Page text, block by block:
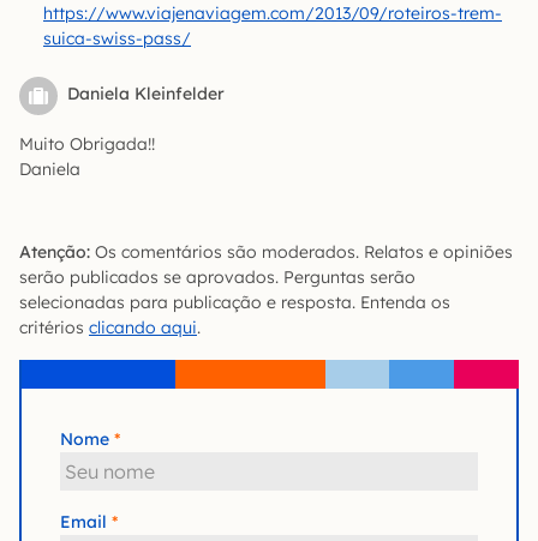
https://www.viajenaviagem.com/2013/09/roteiros-trem-
suica-swiss-pass/
Daniela Kleinfelder
Muito Obrigada!!
Daniela
Atenção: Os comentários são moderados. Relatos e opiniões
serão publicados se aprovados. Perguntas serão
selecionadas para publicação e resposta. Entenda os
critérios clicando aqui.
Nome
Email